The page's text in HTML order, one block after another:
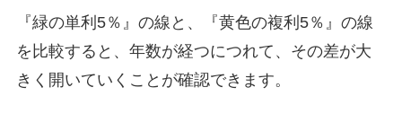
『緑の単利5％』の線と、『黄色の複利5％』の線
を比較すると、年数が経つにつれて、その差が大
きく開いていくことが確認できます。